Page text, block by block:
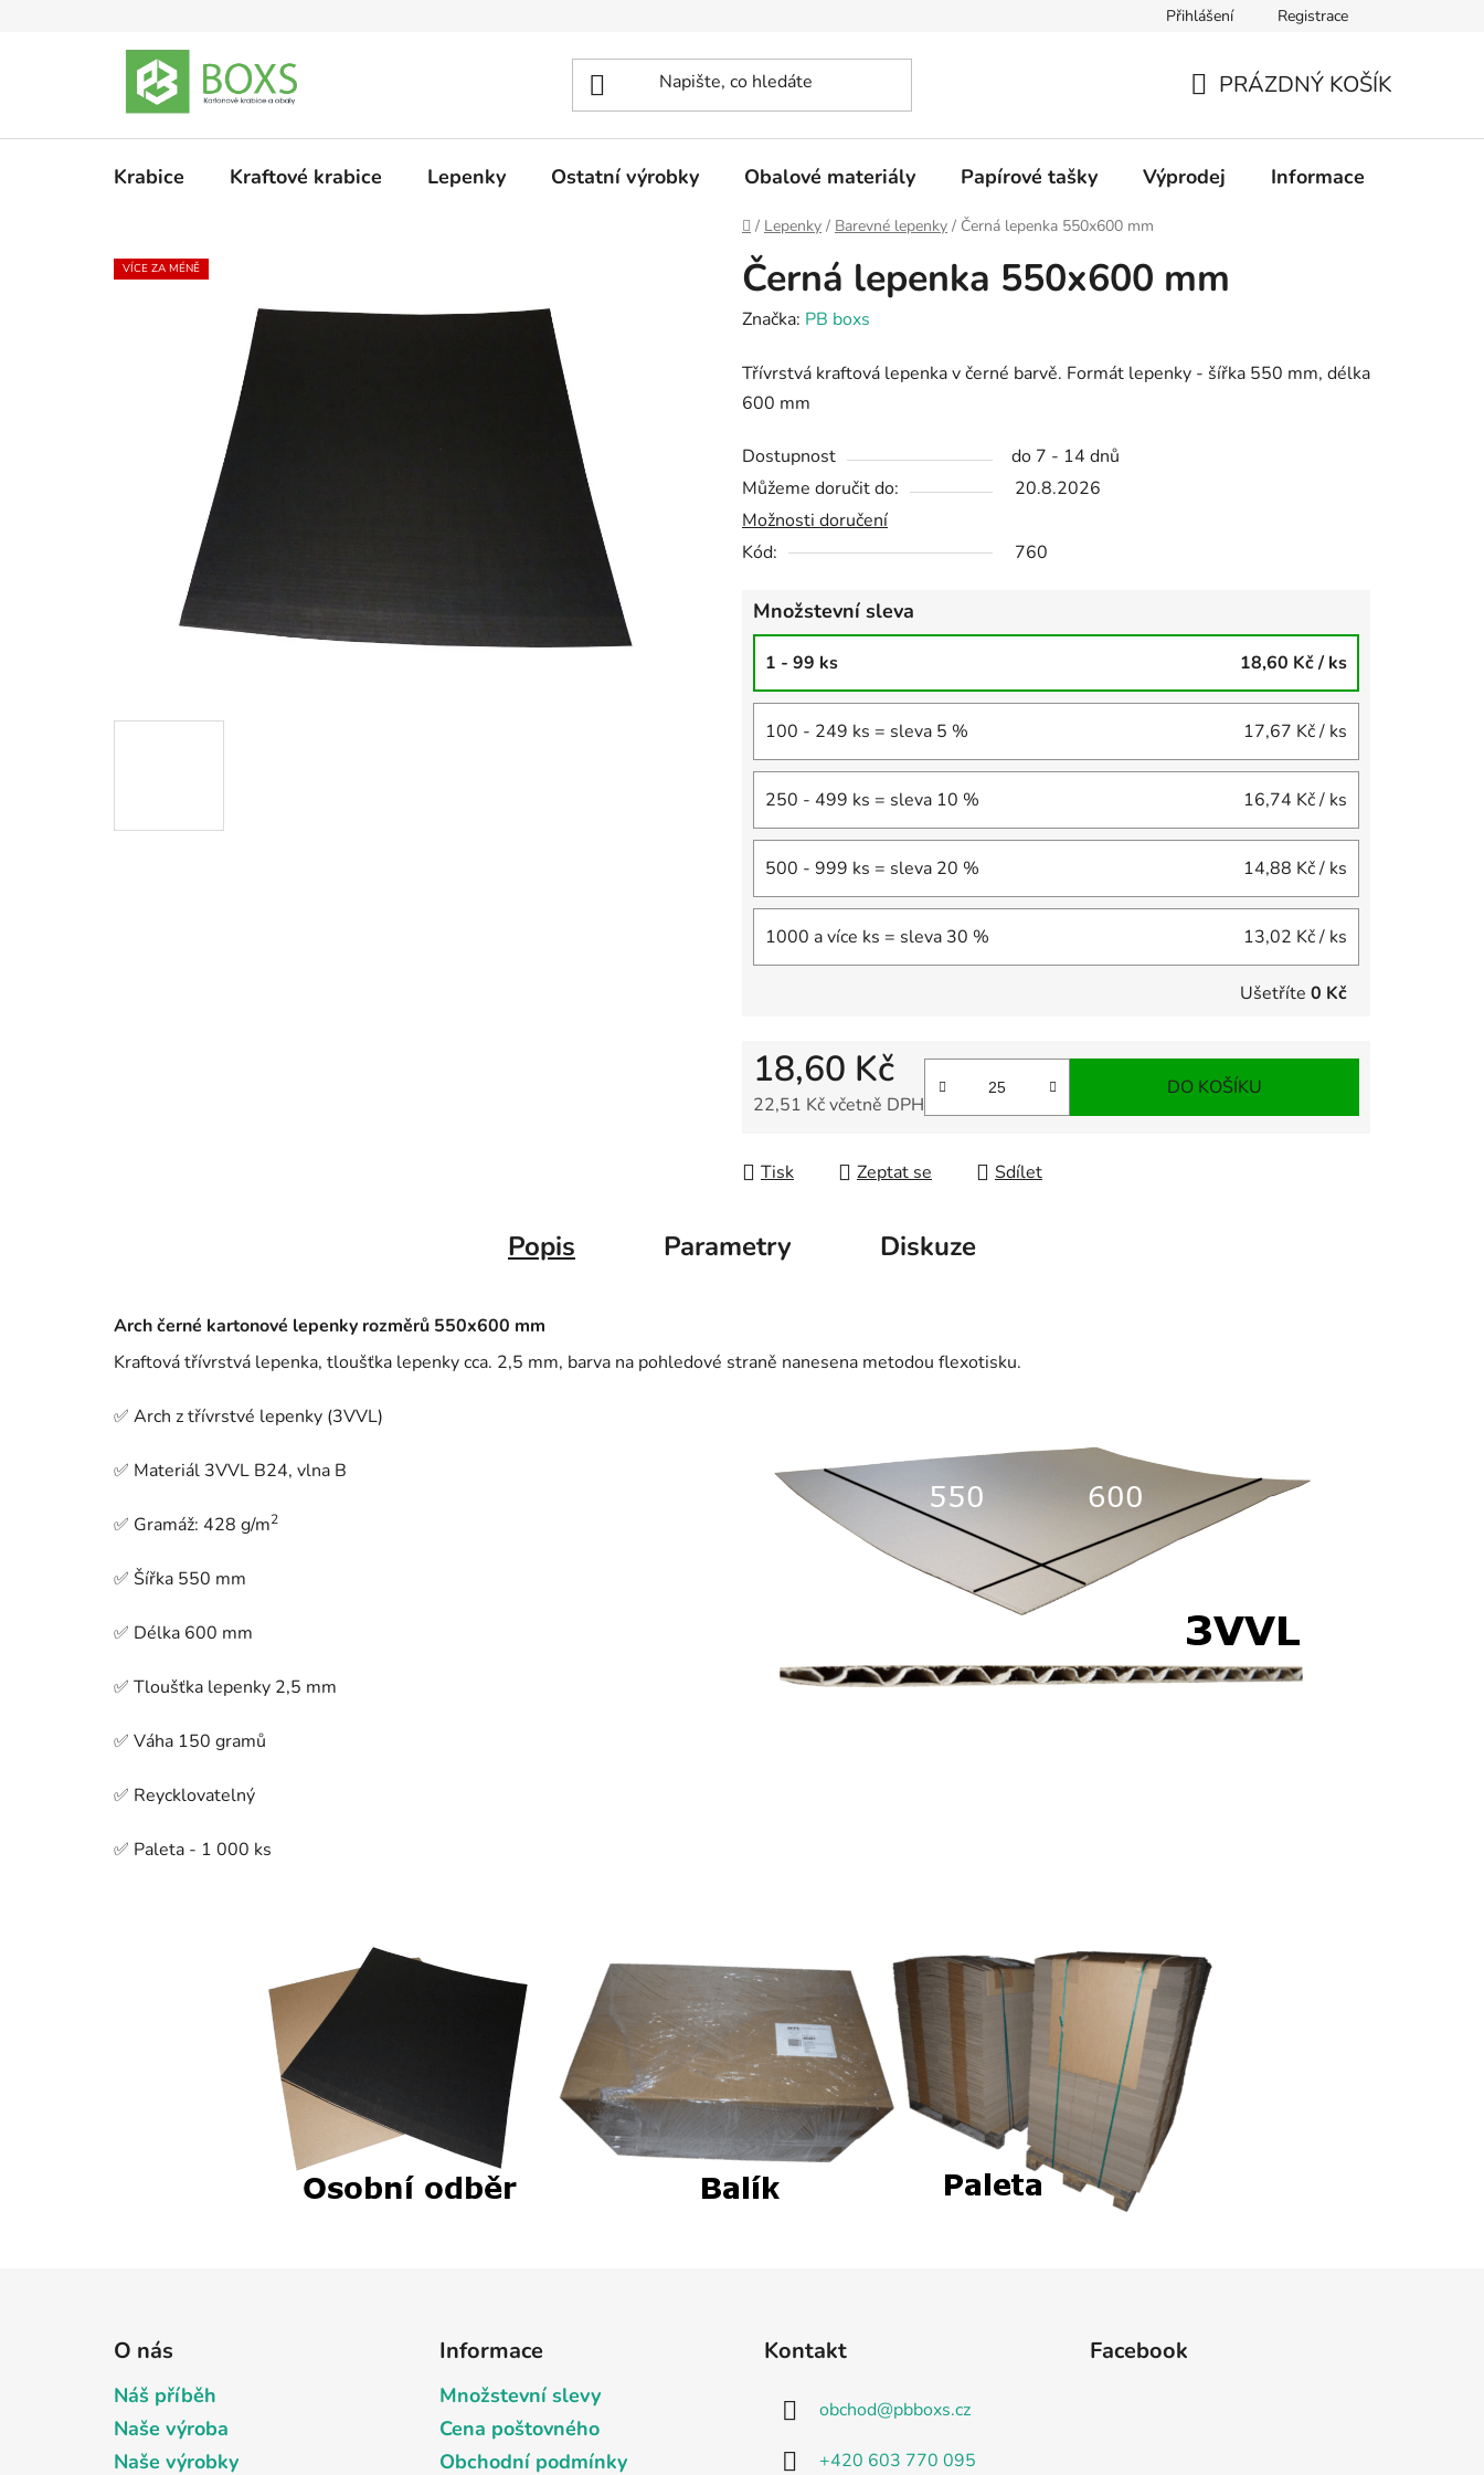
Přihlášení Registrace
KOŠÍK
PRÁZDNÝ KOŠÍK
Krabice Kraftové krabice Lepenky Ostatní výrobky Obalové materiály Papírové tašky Výprodej Informace
Domů
/ Lepenky / Barevné lepenky / Černá lepenka 550x600 mm
Černá lepenka 550x600 mm
Značka: PB boxs
Třívrstvá kraftová lepenka v černé barvě. Formát lepenky - šířka 550 mm, délka
600 mm
Dostupnost
do 7 - 14 dnů
Můžeme doručit do:
20.8.2026
Možnosti doručení
Kód:
760
Množstevní sleva
1 - 99 ks 18,60 Kč/ ks
100 - 249 ks = sleva 5 % 17,67 Kč/ ks
250 - 499 ks = sleva 10 % 16,74 Kč/ ks
500 - 999 ks = sleva 20 % 14,88 Kč/ ks
1000 a více ks = sleva 30 % 13,02 Kč/ ks
Ušetříte 0 Kč
18,60 Kč
22,51 Kč včetně DPH
DO KOŠÍKU
Tisk Zeptat se Sdílet
VÍCE ZA MÉNĚ
Popis Parametry Diskuze
Arch černé kartonové lepenky rozměrů 550x600 mm
Kraftová třívrstvá lepenka, tloušťka lepenky cca. 2,5 mm, barva na pohledové straně nanesena metodou flexotisku.
✅ Arch z třívrstvé lepenky (3VVL)
✅ Materiál 3VVL B24, vlna B
✅ Gramáž: 428 g/m2
✅ Šířka 550 mm
✅ Délka 600 mm
✅ Tloušťka lepenky 2,5 mm
✅ Váha 150 gramů
✅ Reycklovatelný
✅ Paleta - 1 000 ks
O nás
Náš příběh
Naše výroba
Naše výrobky
Informace
Množstevní slevy
Cena poštovného
Obchodní podmínky
Kontakt
obchod@pbboxs.cz
+420 603 770 095
Facebook